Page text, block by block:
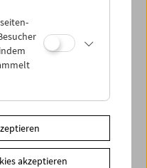
akzeptieren